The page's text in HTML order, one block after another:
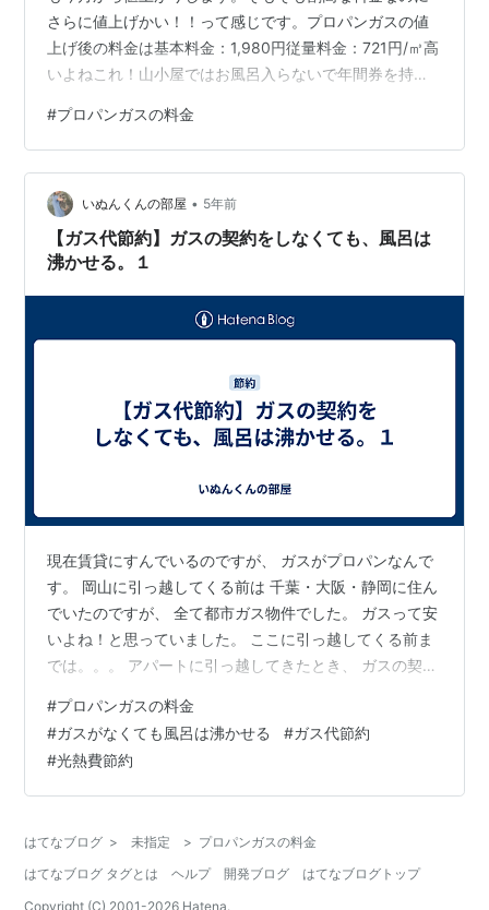
さらに値上げかい！！って感じです。プロパンガスの値
上げ後の料金は基本料金：1,980円従量料金：721円/㎥高
いよねこれ！山小屋ではお風呂入らないで年間券を持っ
life.hatenablog.com使用するガスの量は少なく1か月で2
～3㎥です。料理と洗い物だけにガスを使ってます。ガス
の使用量は少ないけどガス料金が高くてなんかキニイラ
ナイ・・・。なのでプロパン止めて他のものにしようか
本気で考えてます。給湯は灯油給湯器。料理はIHクッキ
ングヒーターがいいかな…
#プロパンガスの料金
いぬんくんの部屋 • 5年前
【ガス代節約】ガスの契約をしなくても、風呂は
沸かせる。１
現在賃貸にすんでいるのですが、 ガスがプロパンなんで
す。 岡山に引っ越してくる前は 千葉・大阪・静岡に住ん
でいたのですが、 全て都市ガス物件でした。 ガスって安
いよね！と思っていました。 ここに引っ越してくる前ま
では。。。 アパートに引っ越してきたとき、 ガスの契約
いんで。基本料金が４０００円以上なんで。冬はすごく
たかくなるんで。( ｀・∀・´)ﾉﾖﾛｼｸ」 と言いました。 ( ﾟ
Дﾟ)ﾊｧ? 基本料金が４０００円？？？ 都市ガス物件に住ん
でいた時は、 料理やお風呂、洗い物にガスを使いたいだ
#プロパンガスの料金
#ガスがなくても風呂は沸かせる #ガス代節約
#光熱費節約
はてなブログ > 未指定 > プロパンガスの料金
はてなブログ タグとは
ヘルプ 開発ブログ
はてなブログトップ
Copyright (C) 2001-2026 Hatena.